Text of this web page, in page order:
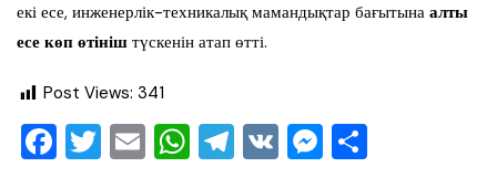
екі есе, инженерлік-техникалық мамандықтар бағытына алты
есе көп өтініш түскенін атап өтті.
Post Views: 341
F T E W T V M